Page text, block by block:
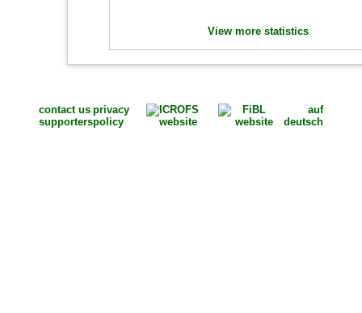
View more statistics
contact us
supporters
privacy
policy
auf
deutsch